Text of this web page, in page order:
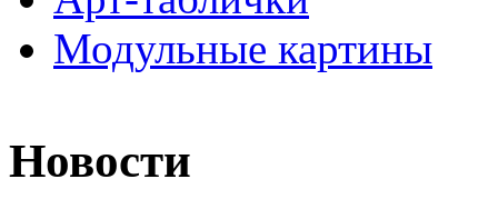
Модульные картины
Новости